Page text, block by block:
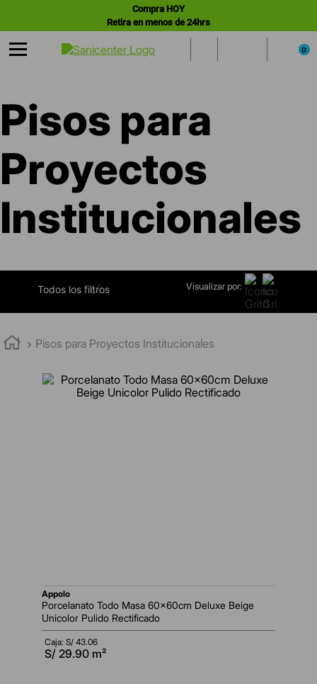
Compra HOY
Retira en menos de 24hrs
0
Pisos para
Proyectos
Institucionales
FILTRAR Visualizar por:
Pisos para Proyectos Institucionales
appolo
Porcelanato Todo Masa 60x60cm Deluxe Beige
Unicolor Pulido Rectificado
Caja: S/ 43.06
S/ 29.90 m²